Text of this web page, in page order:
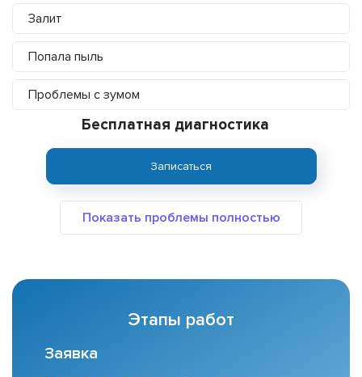
Залит
Попала пыль
Проблемы с зумом
Бесплатная диагностика
Записаться
Этапы работ
Заявка